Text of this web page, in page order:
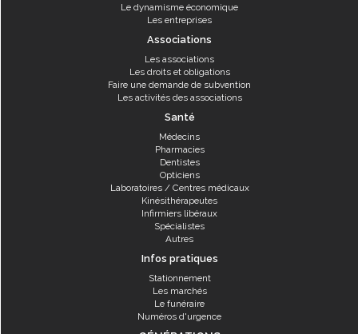
Le dynamisme économique
Les entreprises
Associations
Les associations
Les droits et obligations
Faire une demande de subvention
Les activités des associations
Santé
Médecins
Pharmacies
Dentistes
Opticiens
Laboratoires / Centres médicaux
Kinésithérapeutes
Infirmiers libéraux
Spécialistes
Autres
Infos pratiques
Stationnement
Les marchés
Le funéraire
Numéros d'urgence